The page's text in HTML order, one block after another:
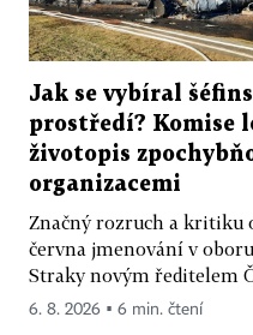
Jak se vybíral
prostředí? Komise
životopis
organizacemi
Značný rozruch a kritiku
června jmenování v
Straky novým ředitelem
6. 8. 2026 ▪ 6 min. čtení